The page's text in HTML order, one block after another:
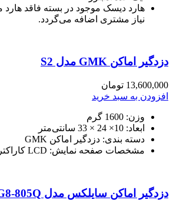
هارد دیسک موجود در بسته فاقد
نیاز مشتری اضافه می‌گردد.
دزدگیر اماکن GMK مدل S2
13,600,000 تومان
افزودن به سبد خرید
وزن: 1600 گرم
ابعاد: 10× 24 × 33 سانتی‌متر
دسته بندی: دزدگیر اماکن GMK
مشخصات صفحه نمایش: LCD کاراکتری با نور آبی
دزدگیر اماکن سایلکس مدل SG8-805Q